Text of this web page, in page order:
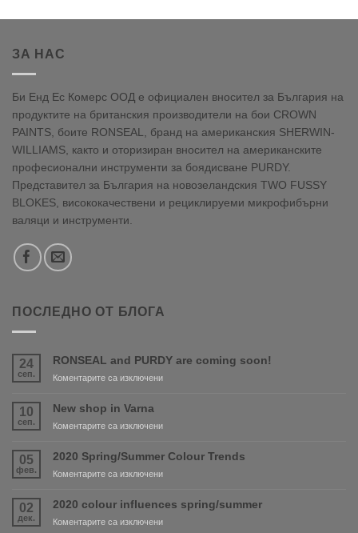
ЗА НАС
Би Енд Ес Комерс ООД е официален вносител за България на
продуктите на британския производители на бои CROWN
PAINTS, боите RONSEAL, бранд на американския SHERWIN-
WILLIAMS, както и оторизиран вносител на американските
професионални инструменти за боядисване PURDY.
Представител за България на новозеландския TWO FUSSY
BLOKES, висококачествени и рециклируеми микрофибърни
валяци и инструменти.
ПОСЛЕДНО ОТ БЛОГА
24
сеп.
RONSEAL and PURDY are coming soon!
Коментарите са изключениза
are
soon!
10
сеп.
New shop in Varna
Коментарите са изключениза
shop
Varna
05
фев.
2020 Spring/Summer Colour Trends
Коментарите са изключениза
Spring/Summer
Trends
02
дек.
2020 colour influences spring/summer
Коментарите са изключениза